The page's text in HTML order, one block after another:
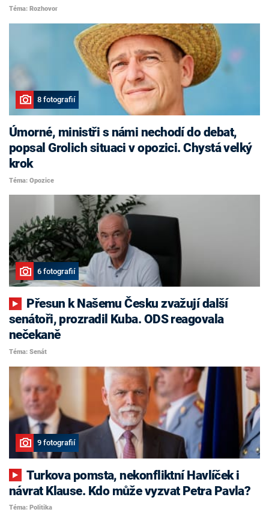
Téma: Rozhovor
8 fotografií
Úmorné, ministři s námi nechodí do debat,
popsal Grolich situaci v opozici. Chystá velký
krok
Téma: Opozice
6 fotografií
senátoři, prozradil Kuba. ODS reagovala
nečekaně
Téma: Senát
9 fotografií
Turkova pomsta, nekonfliktní Havlíček i
návrat Klause. Kdo může vyzvat Petra Pavla?
Téma: Politika